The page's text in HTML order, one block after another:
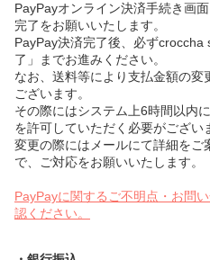
PayPayオンライン決済手続き画
完了をお願いいたします。
PayPay決済完了後、必ず
了」までお進みください。
なお、送料等により支払金額の
ございます。
その際にはシステム上6時間以内
を許可していただく必要がござい
変更の際にはメールにて詳細をご
で、ご対応をお願いいたします。
PayPayに関するご不明点・お問
認ください。